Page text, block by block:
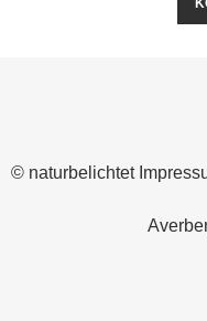
© naturbelichtet